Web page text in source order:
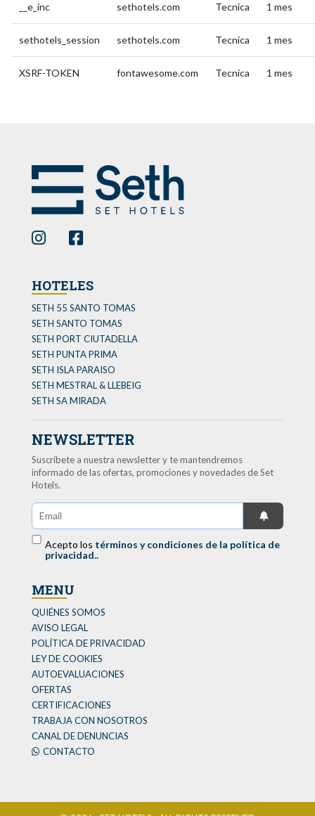
__e_inc sethotels.com Tecnica 1 mes
sethotels_session sethotels.com Tecnica 1 mes
XSRF-TOKEN fontawesome.com Tecnica 1 mes
HOTELES
SETH 55 SANTO TOMAS
SETH SANTO TOMAS
SETH PORT CIUTADELLA
SETH PUNTA PRIMA
SETH ISLA PARAISO
SETH MESTRAL & LLEBEIG
SETH SA MIRADA
NEWSLETTER
Suscríbete a nuestra newsletter y te mantendremos
informado de las ofertas, promociones y novedades de Set
Hotels.
Acepto los términos y condiciones de la política de
privacidad..
MENU
QUIÉNES SOMOS
AVISO LEGAL
POLÍTICA DE PRIVACIDAD
LEY DE COOKIES
AUTOEVALUACIONES
OFERTAS
CERTIFICACIONES
TRABAJA CON NOSOTROS
CANAL DE DENUNCIAS
CONTACTO